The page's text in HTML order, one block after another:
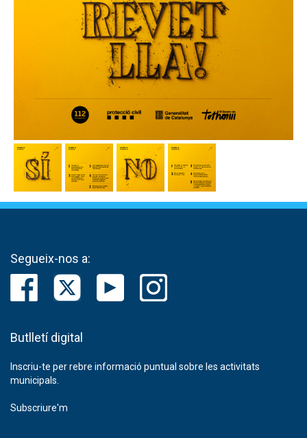
Segueix-nos a:
Butlletí digital
Inscriu-te per rebre informació puntual sobre les activitats
municipals.
Subscriure'm